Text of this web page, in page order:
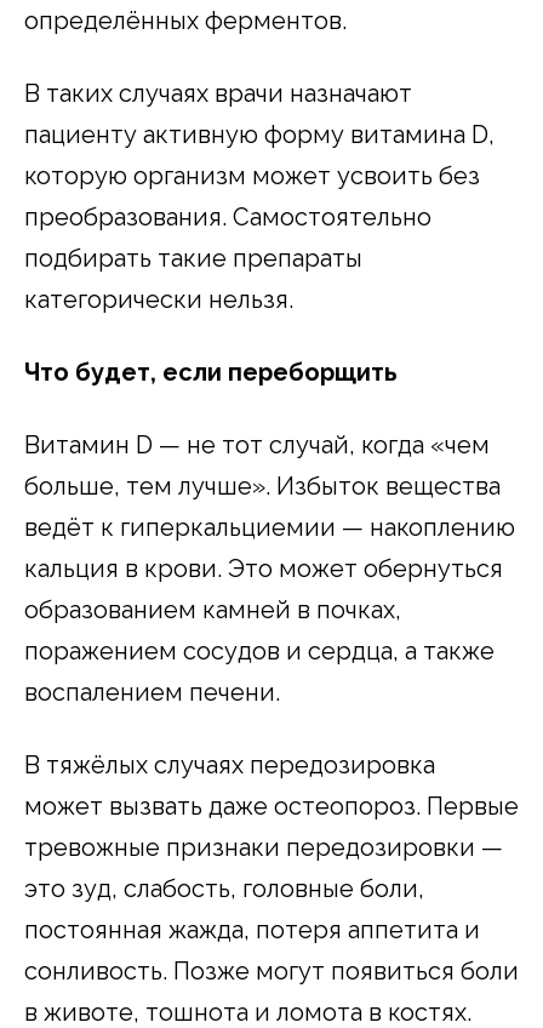
определённых ферментов.
В таких случаях врачи назначают
пациенту активную форму витамина D,
которую организм может усвоить без
преобразования. Самостоятельно
подбирать такие препараты
категорически нельзя.
Что будет, если переборщить
Витамин D — не тот случай, когда «чем
больше, тем лучше». Избыток вещества
ведёт к гиперкальциемии — накоплению
кальция в крови. Это может обернуться
образованием камней в почках,
поражением сосудов и сердца, а также
воспалением печени.
В тяжёлых случаях передозировка
может вызвать даже остеопороз. Первые
тревожные признаки передозировки —
это зуд, слабость, головные боли,
постоянная жажда, потеря аппетита и
сонливость. Позже могут появиться боли
в животе, тошнота и ломота в костях.